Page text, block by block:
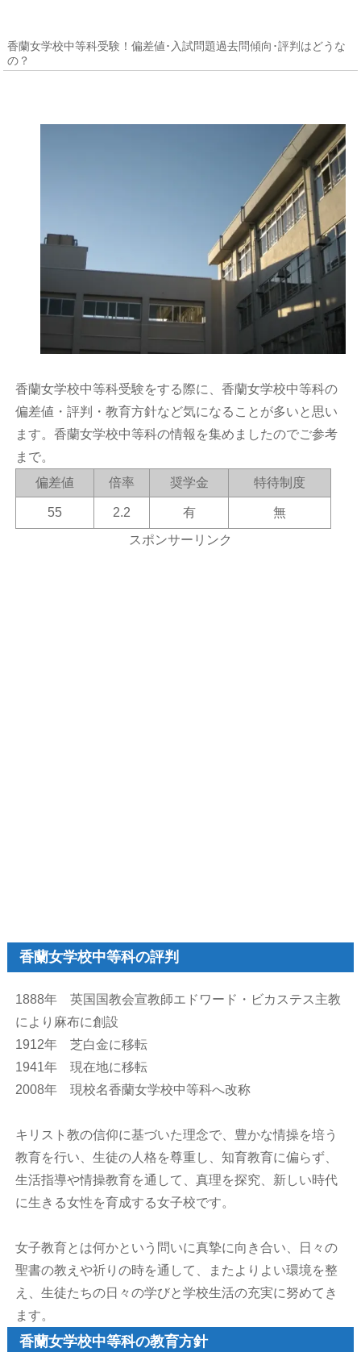
香蘭女学校中等科受験！偏差値･入試問題過去問傾向･評判はどうな
の？
香蘭女学校中等科受験をする際に、香蘭女学校中等科の
偏差値・評判・教育方針など気になることが多いと思い
ます。香蘭女学校中等科の情報を集めましたのでご参考
まで。
偏差値
倍率 奨学金 特待制度
55 2.2 有
無
スポンサーリンク
香蘭女学校中等科の評判
1888年 英国国教会宣教師エドワード・ビカステス主教
により麻布に創設
1912年 芝白金に移転
1941年 現在地に移転
2008年 現校名香蘭女学校中等科へ改称
キリスト教の信仰に基づいた理念で、豊かな情操を培う
教育を行い、生徒の人格を尊重し、知育教育に偏らず、
生活指導や情操教育を通して、真理を探究、新しい時代
に生きる女性を育成する女子校です。
女子教育とは何かという問いに真摯に向き合い、日々の
聖書の教えや祈りの時を通して、またよりよい環境を整
え、生徒たちの日々の学びと学校生活の充実に努めてき
ます。
香蘭女学校中等科の教育方針